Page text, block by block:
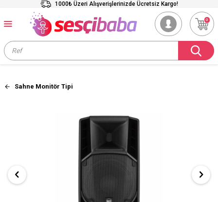
1000₺ Üzeri Alışverişlerinizde Ücretsiz Kargo!
0
Sahne Monitör Tipi